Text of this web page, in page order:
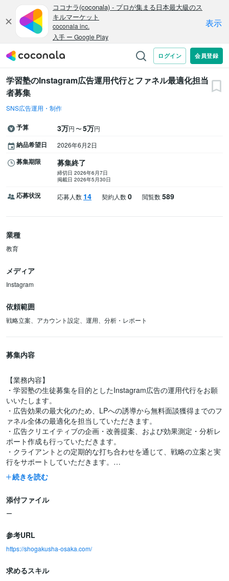
学習塾のInstagram広告運用代行とファネル最適化担当
者募集
SNS広告運用・制作
予算 3万円〜5万円
納品希望日 2026年6月2日
募集期限 募集終了
締切日 2026年6月7日
掲載日 2026年5月30日
応募状況 応募人数 14 契約人数0 閲覧数589
業種
教育
メディア
Instagram
依頼範囲
戦略立案、アカウント設定、運用、分析・レポート
募集内容
【業務内容】
・学習塾の生徒募集を目的としたInstagram広告の運用代行をお願
いいたします。
・広告効果の最大化のため、LPへの誘導から無料面談獲得までのフ
ァネル全体の最適化を担当していただきます。
・広告クリエイティブの企画・改善提案、および効果測定・分析レ
ポート作成も行っていただきます。
・クライアントとの定期的な打ち合わせを通じて、戦略の立案と実
行をサポートしていただきます。
【必須条件】
方。
・Google Analyticsなどの分析ツールを用いたデータ分析スキルを
・論理的思考力に基づき、課題解決に向けた提案ができる方。
ビデオ会議ツールを用いた円滑なコミュニケーションが可能な方。
【歓迎条件】
続きを読む
添付ファイル
ー
参考URL
https://shogakusha-osaka.com/
求めるスキル